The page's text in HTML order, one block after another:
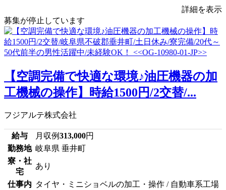
詳細を表示
募集が停止しています
【空調完備で快適な環境♪油圧機器の加
工機械の操作】時給1500円/2交替/...
フジアルテ株式会社
給与 月収例313,000円
勤務地 岐阜県 垂井町
寮・社
宅
あり
仕事内 タイヤ・ミニショベルの加工・操作 / 自動車系工場